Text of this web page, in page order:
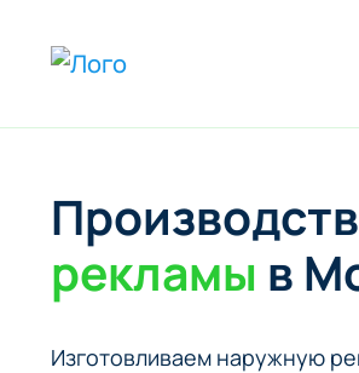
рекламы в
Изготовливаем наружную